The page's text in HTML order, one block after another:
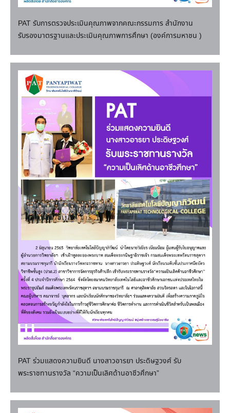
PAT รับการตรวจประเมินคุณภาพจากคณะกรรมการ สำนักงาน
รับรองมาตรฐานและประเมินคุณภาพการศึกษา (องค์การมหาชน )
PAT ร่วมแสดงความยินดี นางสาวอารยา ประดิษฐวงศ์ รับ
พระราชทานรางวัล “ความเป็นเลิศด้านอาชีวศึกษา”